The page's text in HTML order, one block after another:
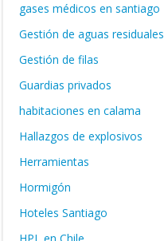
gases médicos en santiago
Gestión de aguas residuales
Gestión de filas
Guardias privados
habitaciones en calama
Hallazgos de explosivos
Herramientas
Hormigón
Hoteles Santiago